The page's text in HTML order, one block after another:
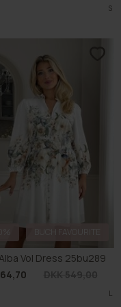
S
BUCH FAVOURITE
Vol Dress 25bu289
L